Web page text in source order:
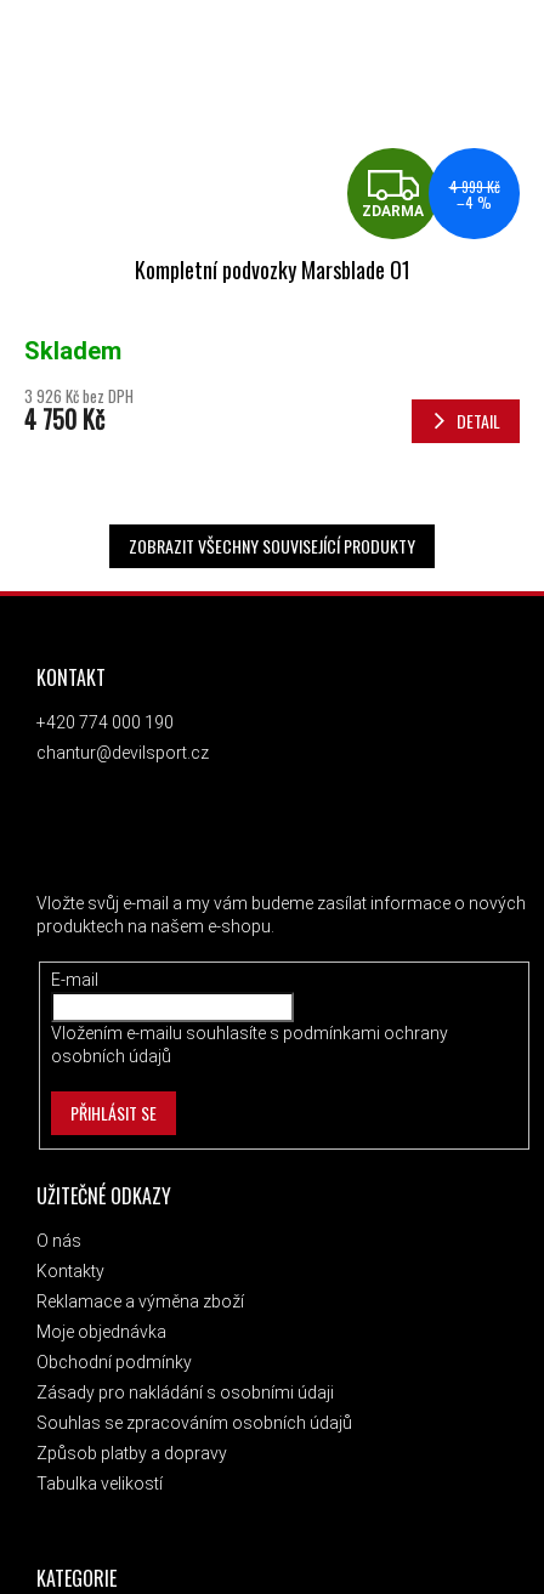
ZDARMA
4 999 Kč
–4 %
Kompletní podvozky Marsblade O1
Skladem
3 926 Kč bez DPH
4 750 Kč DETAIL
ZOBRAZIT VŠECHNY SOUVISEJÍCÍ PRODUKTY
ZÁPATÍ
KATEGORIE
UŽITEČNÉ ODKAZY
O nás
Kontakty
Reklamace a výměna zboží
Moje objednávka
Obchodní podmínky
Zásady pro nakládání s osobními údaji
Souhlas se zpracováním osobních údajů
Způsob platby a dopravy
Tabulka velikostí
KONTAKT
+420 774 000 190
chantur@devilsport.cz
Vložte svůj e-mail a my vám budeme zasílat informace o nových
produktech na našem e-shopu.
E-mail
Vložením e-mailu souhlasíte s podmínkami ochrany
osobních údajů
PŘIHLÁSIT SE